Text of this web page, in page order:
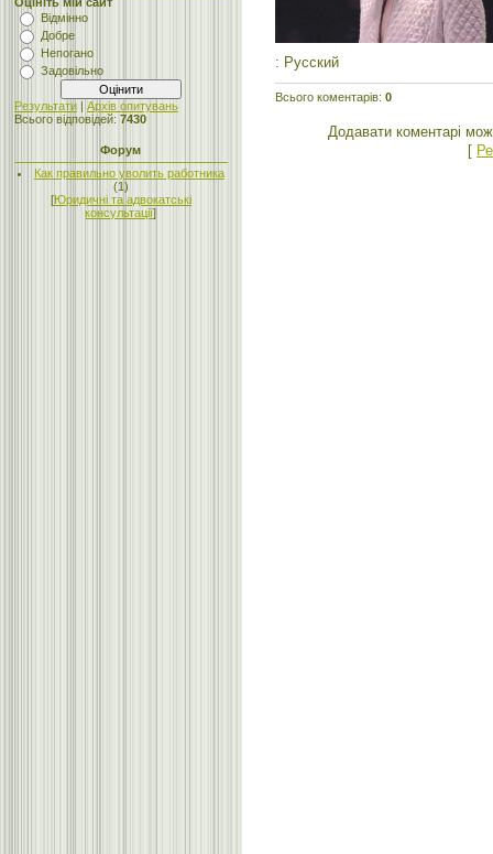
Відмінно
Добре
Непогано
Задовільно
Результати | Архів опитувань
Всього відповідей: 7430
Форум
Как правильно уволить работника
(1)
[Юридичні та адвокатські
консультації]
: Русский
Всього коментарів: 0
Додавати коментарі
[